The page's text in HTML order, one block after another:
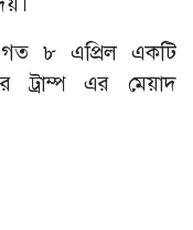
গত ৮ এপ্রিল একটি
ট্রাম্প এর মেয়াদ